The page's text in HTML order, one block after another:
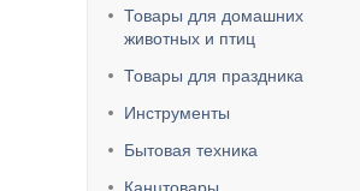
Товары для домашних
животных и птиц
Товары для праздника
Инструменты
Бытовая техника